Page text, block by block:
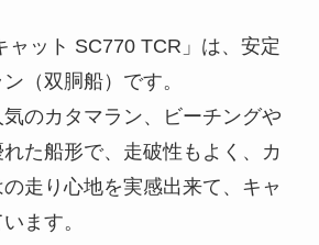
ャット SC770 TCR」は、安定
（双胴船）です。
のカタマラン、ビーチングや
た船形で、走破性もよく、カ
走り心地を実感出来て、キャ
ます。